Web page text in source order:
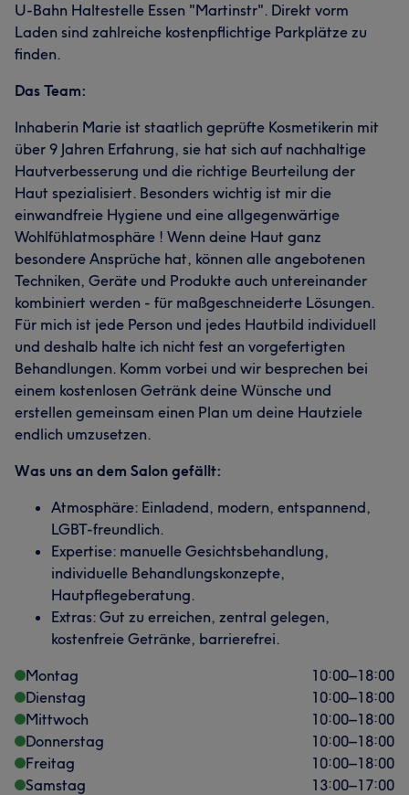
U-Bahn Haltestelle Essen "Martinstr". Direkt vorm
Laden sind zahlreiche kostenpflichtige Parkplätze zu
finden.
Das Team:
Inhaberin Marie ist staatlich geprüfte Kosmetikerin mit
über 9 Jahren Erfahrung, sie hat sich auf nachhaltige
Hautverbesserung und die richtige Beurteilung der
Haut spezialisiert. Besonders wichtig ist mir die
einwandfreie Hygiene und eine allgegenwärtige
Wohlfühlatmosphäre ! Wenn deine Haut ganz
besondere Ansprüche hat, können alle angebotenen
Techniken, Geräte und Produkte auch untereinander
kombiniert werden - für maßgeschneiderte Lösungen.
Für mich ist jede Person und jedes Hautbild individuell
und deshalb halte ich nicht fest an vorgefertigten
Behandlungen. Komm vorbei und wir besprechen bei
einem kostenlosen Getränk deine Wünsche und
erstellen gemeinsam einen Plan um deine Hautziele
endlich umzusetzen.
Was uns an dem Salon gefällt:
Atmosphäre: Einladend, modern, entspannend,
LGBT-freundlich.
Expertise: manuelle Gesichtsbehandlung,
individuelle Behandlungskonzepte,
Hautpflegeberatung.
Extras: Gut zu erreichen, zentral gelegen,
kostenfreie Getränke, barrierefrei.
Montag
10:00–18:00
Dienstag
10:00–18:00
Mittwoch
10:00–18:00
Donnerstag
10:00–18:00
Freitag
10:00–18:00
Samstag
13:00–17:00